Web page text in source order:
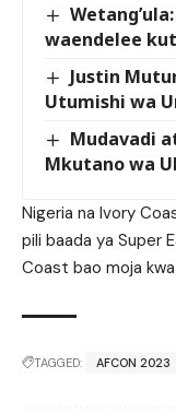
waendelee
Justin
Utumishi wa
Mudavadi
Mkutano wa
Nigeria na Ivory
pili baada ya Super
Coast bao moja
TAGGED: AFCON 2023